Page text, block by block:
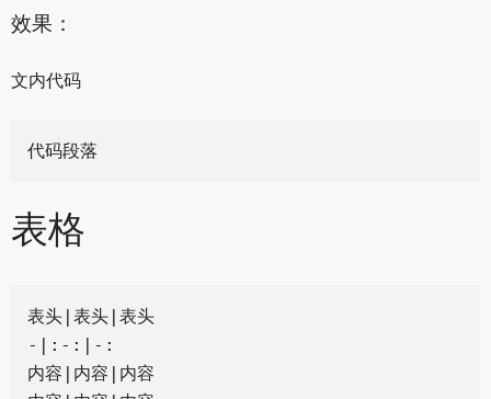
效果：
文内代码
表格
表头|表头|表头
-|:-:|-:
内容|内容|内容